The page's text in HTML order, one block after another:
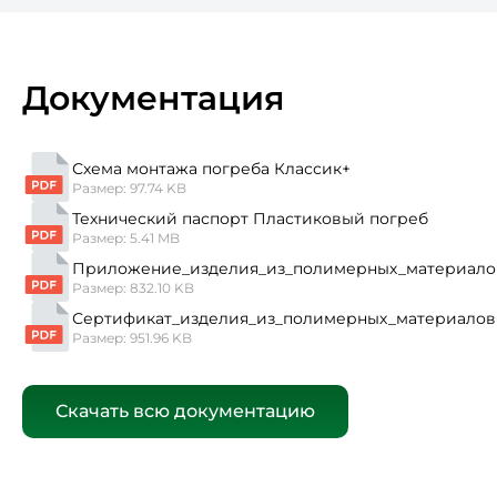
Документация
Схема монтажа погреба Классик+
Размер: 97.74 KB
Технический паспорт Пластиковый погреб
Размер: 5.41 MB
Размер: 832.10 KB
Сертификат_изделия_из_полимерных_материалов
Размер: 951.96 KB
Скачать всю документацию